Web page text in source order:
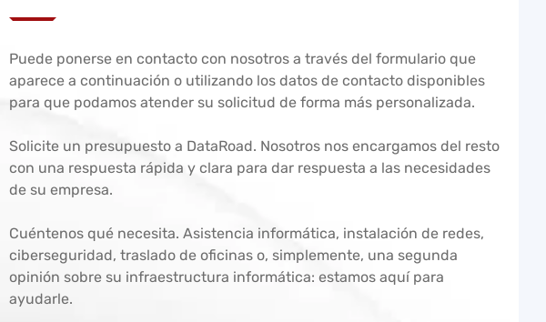
Puede ponerse en contacto con nosotros a través del formulario que
aparece a continuación o utilizando los datos de contacto disponibles
para que podamos atender su solicitud de forma más personalizada.
Solicite un presupuesto a DataRoad. Nosotros nos encargamos del resto
con una respuesta rápida y clara para dar respuesta a las necesidades
de su empresa.
Cuéntenos qué necesita. Asistencia informática, instalación de redes,
ciberseguridad, traslado de oficinas o, simplemente, una segunda
opinión sobre su infraestructura informática: estamos aquí para
ayudarle.